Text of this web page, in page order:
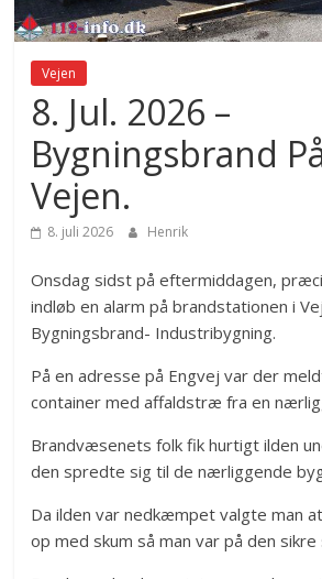
Vejen
8. Jul. 2026 –
Bygningsbrand
Vejen.
8. juli 2026 Henrik
Onsdag sidst på eftermiddagen,
indløb en alarm på brandstationen i
Bygningsbrand- Industribygning.
På en adresse på Engvej var der
container med affaldstræ fra en
Brandvæsenets folk fik hurtigt ilden
den spredte sig til de nærliggende
Da ilden var nedkæmpet valgte man
op med skum så man var på den sikre